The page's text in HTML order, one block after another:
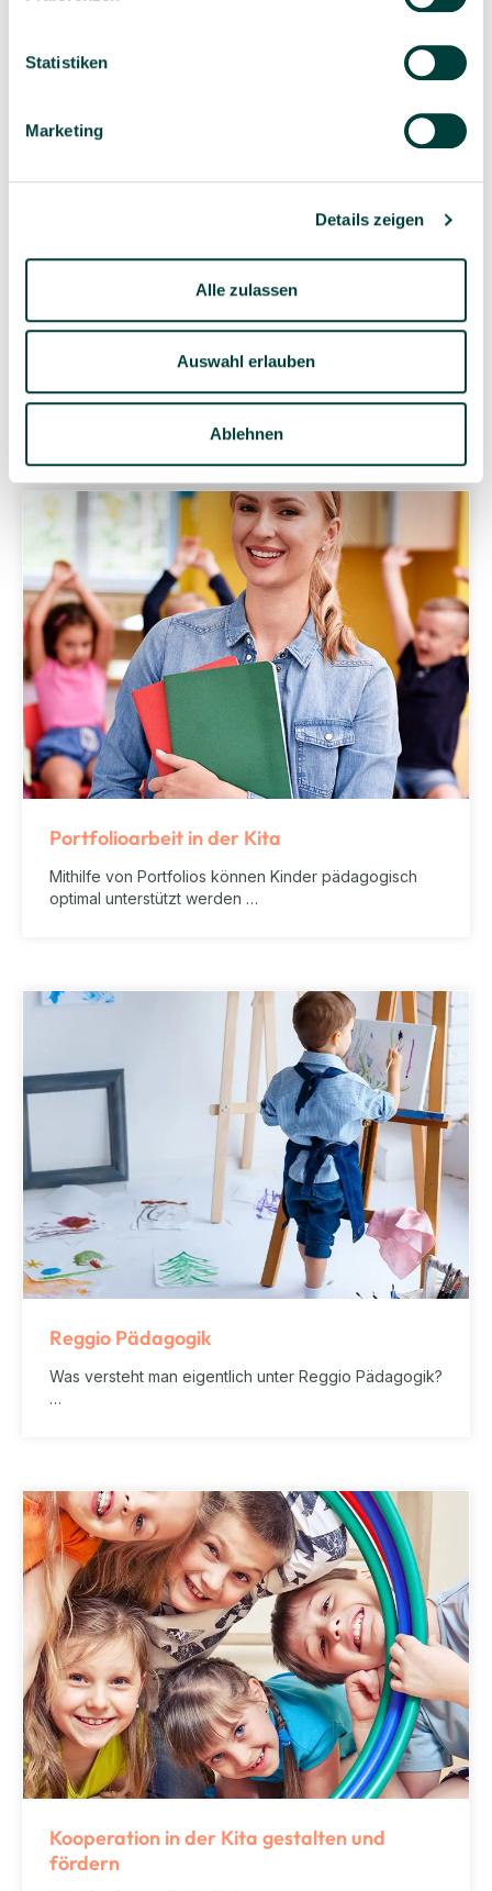
Statistiken
Marketing
Details zeigen
Alle zulassen
Auswahl erlauben
Ablehnen
Spielen und Lernen mit Loose Parts
das Spielen mit Loose Parts …
Portfolioarbeit in der Kita
Mithilfe von Portfolios können Kinder pädagogisch
optimal unterstützt werden …
Reggio Pädagogik
Was versteht man eigentlich unter Reggio Pädagogik?
…
Kooperation in der Kita gestalten und
fördern